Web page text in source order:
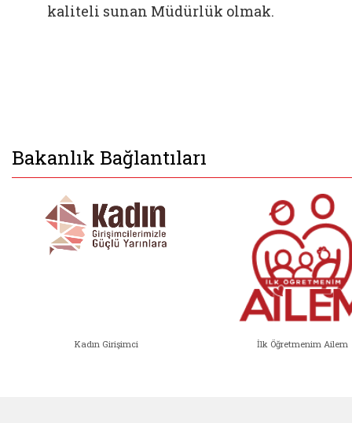
kaliteli sunan Müdürlük olmak.
Bakanlık Bağlantıları
Kadın Girişimci İlk Öğretmenim Ailem